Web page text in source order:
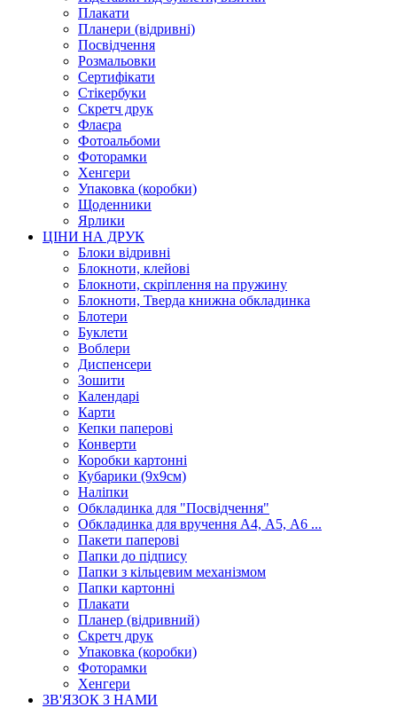
Плакати
Планери (відривні)
Посвідчення
Розмальовки
Сертифікати
Стікербуки
Скретч друк
Флаєра
Фотоальбоми
Фоторамки
Хенгери
Упаковка (коробки)
Щоденники
Ярлики
ЦІНИ НА ДРУК
Блоки відривні
Блокноти, клейові
Блокноти, скріплення на пружину
Блокноти, Тверда книжна обкладинка
Блотери
Буклети
Воблери
Диспенсери
Зошити
Календарі
Карти
Кепки паперові
Конверти
Коробки картонні
Кубарики (9х9см)
Наліпки
Обкладинка для "Посвідчення"
Обкладинка для вручення А4, А5, А6 ...
Пакети паперові
Папки до підпису
Папки з кільцевим механізмом
Папки картонні
Плакати
Планер (відривний)
Скретч друк
Упаковка (коробки)
Фоторамки
Хенгери
ЗВ'ЯЗОК З НАМИ